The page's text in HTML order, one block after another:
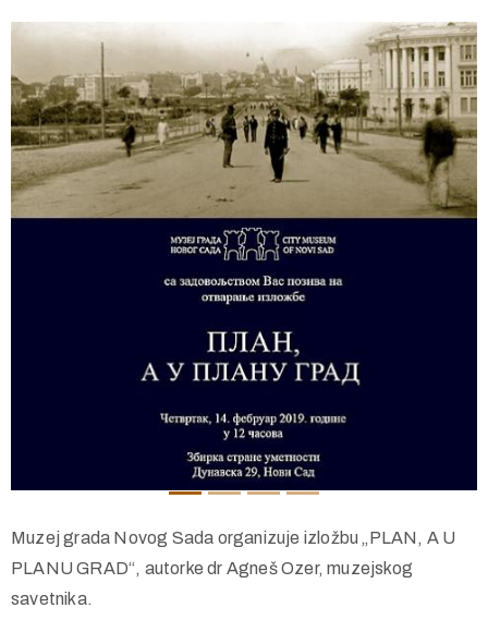
Muzej grada Novog Sada organizuje izložbu „PLAN, A U
PLANU GRAD“, autorke dr Agneš Ozer, muzejskog
savetnika.